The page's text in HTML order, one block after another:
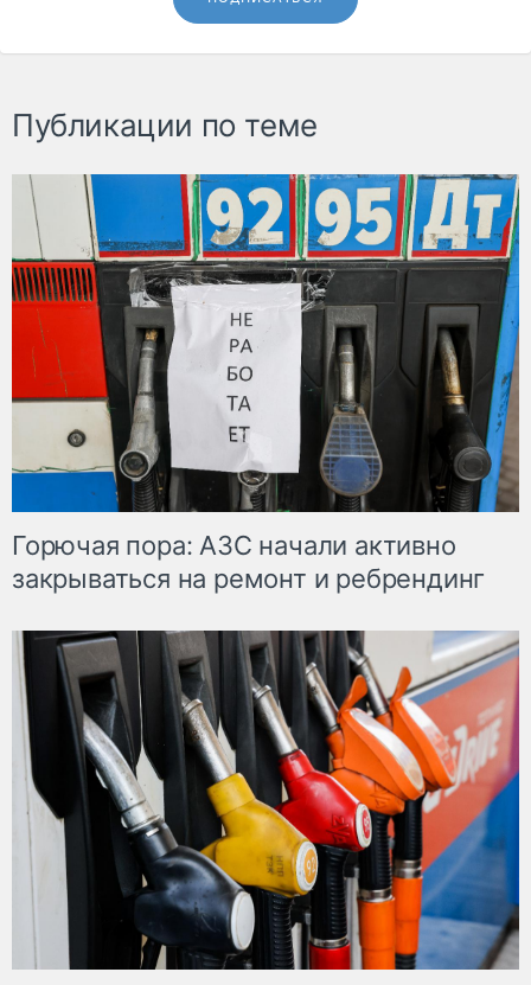
Публикации по теме
Горючая пора: АЗС начали активно
закрываться на ремонт и ребрендинг